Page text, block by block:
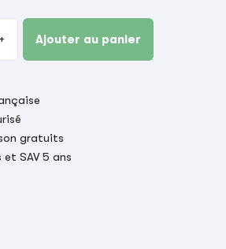
+ Ajouter au panier
gratuits
SAV 5 ans